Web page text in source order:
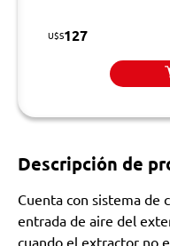
U$S127
Descripción de
Cuenta con sistema de
entrada de aire del
cuando el extractor no